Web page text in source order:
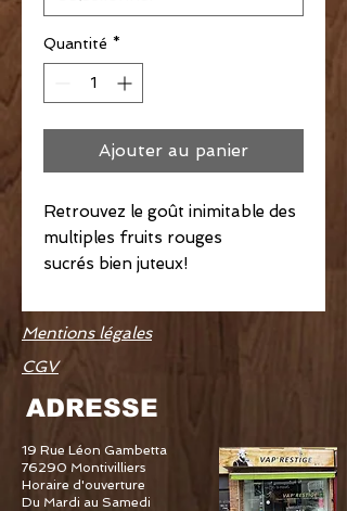
Quantité *
Ajouter au panier
Retrouvez le goût inimitable des
multiples fruits rouges
sucrés bien juteux!
Mentions légales
CGV
ADRESSE
19 Rue Léon Gambetta
76290 Montivilliers
Horaire d'ouverture
Du Mardi au Samedi